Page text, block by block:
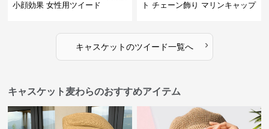
小顔効果 女性用ツイード
ト チェーン飾り マリンキャップ
キャスケットのツイード一覧へ ›
キャスケット麦わらのおすすめアイテム